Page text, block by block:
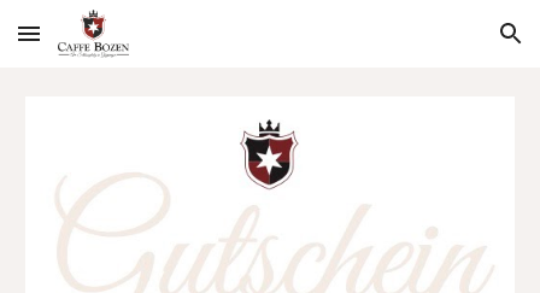
Skip to main content Skip to navigation